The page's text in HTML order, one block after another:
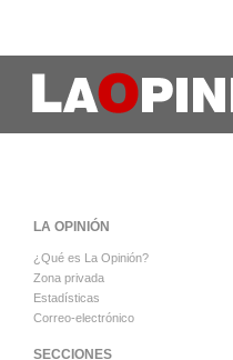
LA OPINIÓN
¿Qué es La Opinión?
Zona privada
Estadísticas
Correo-electrónico
SECCIONES